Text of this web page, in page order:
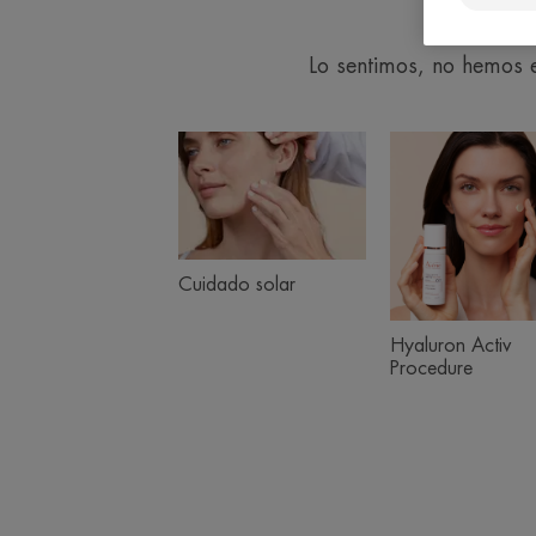
Lo sentimos, no
Product
ranges
slider
Cuidado
solar
Cuidado solar
Activ
Hyaluron Activ
Procedure